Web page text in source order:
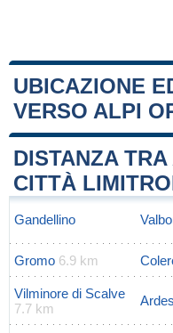
UBICAZIONE
VERSO ALPI
+
−
DISTANZA
CITTÀ
Gandellino
Gromo 6.9 km
Vilminore di Scalve
7.7 km